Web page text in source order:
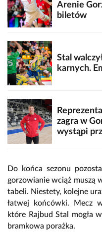
Arenie
biletów
Stal
karnych.
zagra w
wystąpi
Do końca sezonu
gorzowianie wciąż muszą
tabeli. Niestety, kolejne
łatwej końcówki. Mecz
które Rajbud Stal mogła
bramkowa porażka.